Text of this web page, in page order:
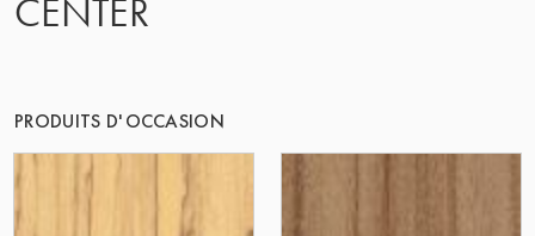
CENTER
PRODUITS D'OCCASION